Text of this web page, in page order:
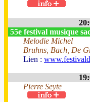
55e festival musique
Melodie Michel
Bruhns, Bach, De
Lien :
Pierre Seyte